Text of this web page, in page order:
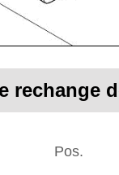
rechange
Pos.